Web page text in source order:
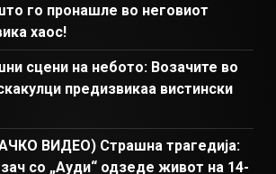
го пронашле во неговиот
хаос!
сцени на небото: Возачите во
предизвикаа вистински
ВИДЕО) Страшна трагедија:
со „Ауди“ одзеде живот на 14-